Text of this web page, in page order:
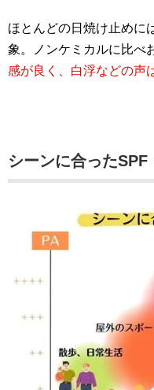
ほとんどの日焼け止めに
象。ノンケミカルに比べ
感が良く、白浮などの声
シーンに合ったSPF